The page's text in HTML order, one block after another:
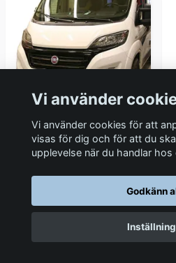
Q-light extraljusbåge
LED-ramp Fiat Ducato
Vi använder
Vi använder cookies för att
visas för dig och för att du
upplevelse när du handlar hos
Godkänn